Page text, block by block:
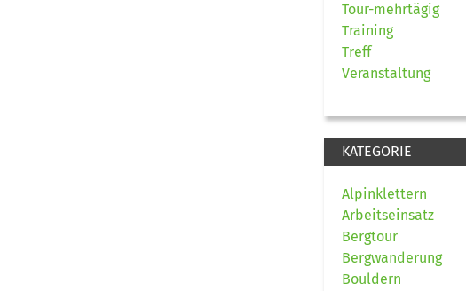
Tour-mehrtägig
Training
Treff
Veranstaltung
KATEGORIE
Alpinklettern
Arbeitseinsatz
Bergtour
Bergwanderung
Bouldern